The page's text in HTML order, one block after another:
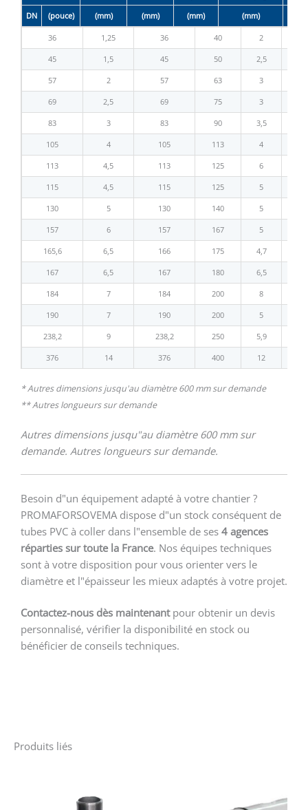
DN (pouce) (mm) (mm) (mm) (mm)
36 1,25 36 40 2
45 1,5 45 50 2,5
57 2 57 63 3
69 2,5 69 75 3
83 3 83 90 3,5
105 4 105 113 4
113 4,5 113 125 6
115 4,5 115 125 5
130 5 130 140 5
157 6 157 167 5
165,6 6,5 166 175 4,7
167 6,5 167 180 6,5
184 7 184 200 8
190 7 190 200 5
238,2 9 238,2 250 5,9
376 14 376 400 12
* Autres dimensions jusqu'au diamètre 600 mm sur demande
** Autres longueurs sur demande
Autres dimensions jusqu"au diamètre 600 mm sur
demande. Autres longueurs sur demande.
Besoin d"un équipement adapté à votre chantier ?
PROMAFORSOVEMA dispose d"un stock conséquent de
tubes PVC à coller dans l"ensemble de ses 4 agences
réparties sur toute la France. Nos équipes techniques
sont à votre disposition pour vous orienter vers le
diamètre et l"épaisseur les mieux adaptés à votre projet.
Contactez-nous dès maintenantpour obtenir un devis
personnalisé, vérifier la disponibilité en stock ou
bénéficier de conseils techniques.
Produits liés